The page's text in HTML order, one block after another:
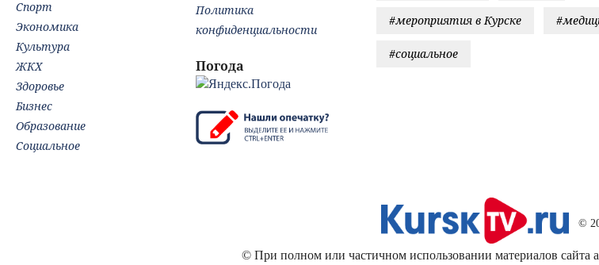
#мероприятия в Курске
#социальное
Спорт
Экономика
Культура
ЖКХ
Здоровье
Бизнес
Образование
Социальное
Политика
конфиденциальности
Погода
©
© При полном или частичном использовании материалов сайта